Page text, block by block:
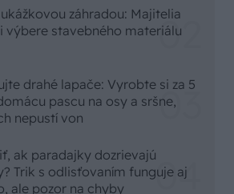
záhradou: Majitelia
výbere stavebného materiálu
drahé lapače: Vyrobte si za 5
pascu na osy a sršne,
nepustí von
ak paradajky dozrievajú
Trik s odlisťovaním funguje aj
ale pozor na chyby